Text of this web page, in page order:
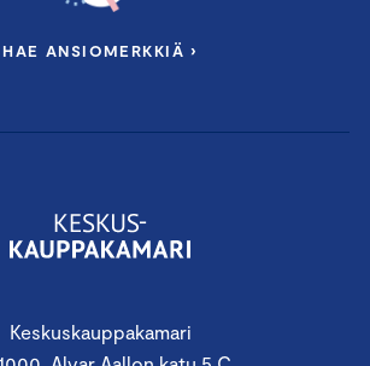
Keskuskauppakamari
HAE ANSIOMERKKIÄ ›